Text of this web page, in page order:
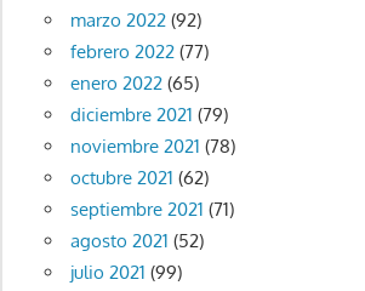
marzo 2022(92)
febrero 2022(77)
enero 2022(65)
diciembre 2021 (79)
noviembre 2021 (78)
octubre 2021 (62)
septiembre 2021 (71)
agosto 2021 (52)
julio 2021 (99)